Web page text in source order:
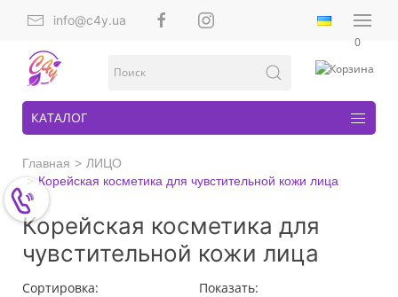
info@c4y.ua
0
КАТАЛОГ
Главная
ЛИЦО
Корейская косметика для чувстительной кожи лица
Корейская косметика для
чувстительной кожи лица
Сортировка: Показать: